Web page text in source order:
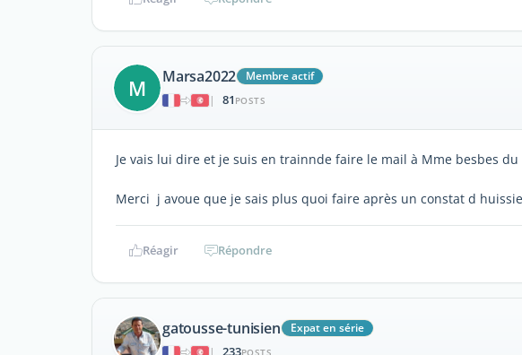
M Marsa2022
Membre actif
|
81 POSTS
Je vais lui dire et je suis en trainnde faire le mail à Mme besbes
Merci j avoue que je sais plus quoi faire après un constat d
Réagir Répondre
gatousse-tunisien
Expat en série
|
233